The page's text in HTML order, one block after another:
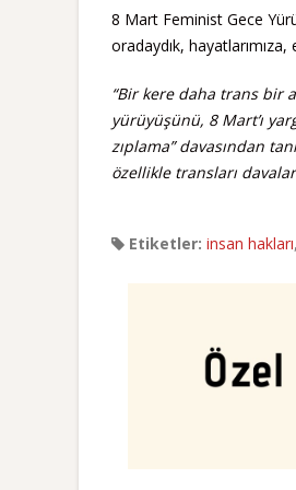
8 Mart Feminist Gece
oradaydık, hayatlarımıza,
“Bir kere daha trans bir
yürüyüşünü, 8 Mart’ı
zıplama” davasından
özellikle transları
Etiketler: insan hakları,